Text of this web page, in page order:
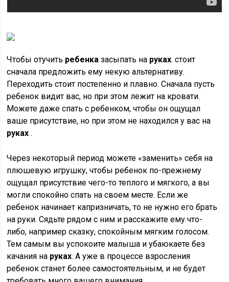
Чтобы отучить ребенка засыпать на руках. стоит
сначала предложить ему некую альтернативу.
Переходить стоит постепенно и плавно. Сначала пусть
ребенок видит вас, но при этом лежит на кровати.
Можете даже спать с ребенком, чтобы он ощущал
ваше присутствие, но при этом не находился у вас на
руках .
Через некоторый период можете «заменить» себя на
плюшевую игрушку, чтобы ребенок по-прежнему
ощущал присутствие чего-то теплого и мягкого, а вы
могли спокойно спать на своем месте. Если же
ребенок начинает капризничать, то не нужно его брать
на руки. Сядьте рядом с ним и расскажите ему что-
либо, например сказку, спокойным мягким голосом.
Тем самым вы успокоите малыша и убаюкаете без
качания на руках. А уже в процессе взросления
ребенок станет более самостоятельным, и не будет